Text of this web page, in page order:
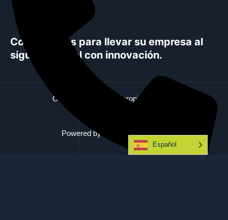
Colaboramos para llevar su empresa al
siguiente nivel con innovación.
Copyright © 2026 Cecropia Colombia
Políticas de Privacidad
Powered by Cecropia Colombia
Español